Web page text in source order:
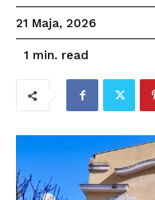
21 Maja, 2026
1 min. read